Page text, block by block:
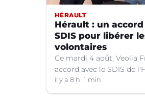
HÉRAULT
Hérault : un
SDIS pour libérer
volontaires
Ce mardi 4 août, Veolia
accord avec le SDIS de
faciliter la disponibilité
l'entreprise engagés en
il y a 8 h 1 min